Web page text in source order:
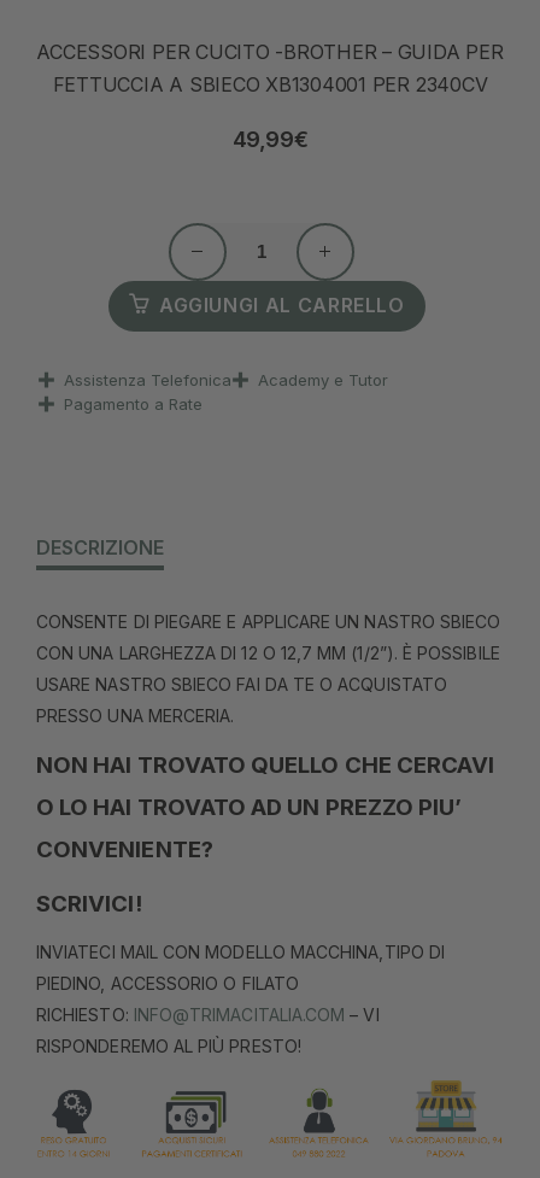
ACCESSORI PER CUCITO -BROTHER – GUIDA PER
FETTUCCIA A SBIECO XB1304001 PER 2340CV
49,99€
AGGIUNGI AL CARRELLO
Assistenza Telefonica
Academy e Tutor
Pagamento a Rate
DESCRIZIONE
CONSENTE DI PIEGARE E APPLICARE UN NASTRO SBIECO
CON UNA LARGHEZZA DI 12 O 12,7 MM (1/2”). È POSSIBILE
USARE NASTRO SBIECO FAI DA TE O ACQUISTATO
PRESSO UNA MERCERIA.
NON HAI TROVATO QUELLO CHE CERCAVI
O LO HAI TROVATO AD UN PREZZO PIU’
CONVENIENTE?
SCRIVICI!
INVIATECI MAIL CON MODELLO MACCHINA,TIPO DI
PIEDINO, ACCESSORIO O FILATO
RICHIESTO: INFO@TRIMACITALIA.COM – VI
RISPONDEREMO AL PIÙ PRESTO!